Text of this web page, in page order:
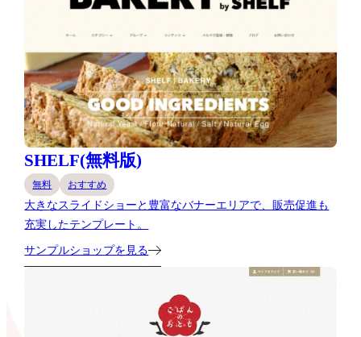
SHELF(無料版)
無料 おすすめ
大きなスライドショーと豊富なバナーエリアで、販売促進も
充実したテンプレート。
サンプルショップを見る